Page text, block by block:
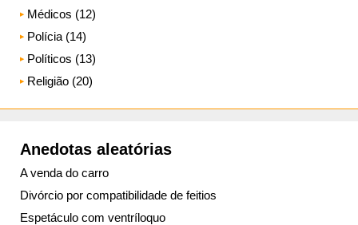
Médicos (12)
Polícia (14)
Políticos (13)
Religião (20)
Anedotas aleatórias
A venda do carro
Divórcio por compatibilidade de feitios
Espetáculo com ventríloquo